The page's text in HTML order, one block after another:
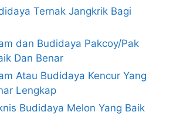
Ternak Jangkrik Bagi
dan Budidaya Pakcoy/Pak
Dan Benar
Atau Budidaya Kencur Yang
Lengkap
Budidaya Melon Yang Baik